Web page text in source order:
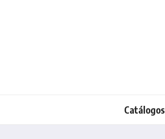
Catálogos